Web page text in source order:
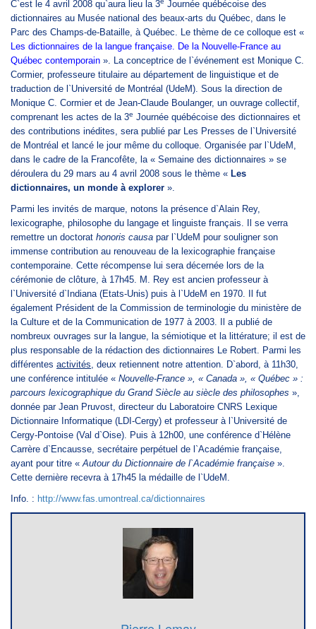
C`est le 4 avril 2008 qu`aura lieu la 3
Journée québécoise des
dictionnaires au Musée national des beaux-arts du Québec, dans le
Parc des Champs-de-Bataille, à Québec. Le thème de ce colloque est «
Les dictionnaires de la langue française. De la Nouvelle-France au
Québec contemporain ». La conceptrice de l`événement est Monique C.
Cormier, professeure titulaire au département de linguistique et de
traduction de l`Université de Montréal (UdeM). Sous la direction de
Monique C. Cormier et de Jean-Claude Boulanger, un ouvrage collectif,
comprenant les actes de la 3e Journée québécoise des dictionnaires et
des contributions inédites, sera publié par Les Presses de l`Université
de Montréal et lancé le jour même du colloque. Organisée par l`UdeM,
dans le cadre de la Francofête, la « Semaine des dictionnaires » se
déroulera du 29 mars au 4 avril 2008 sous le thème « Les
dictionnaires, un monde à explorer ».
Parmi les invités de marque, notons la présence d`Alain Rey,
lexicographe, philosophe du langage et linguiste français. Il se verra
remettre un doctorat honoris causa par l`UdeM pour souligner son
immense contribution au renouveau de la lexicographie française
contemporaine. Cette récompense lui sera décernée lors de la
cérémonie de clôture, à 17h45. M. Rey est ancien professeur à
l`Université d`Indiana (Etats-Unis) puis à l`UdeM en 1970. Il fut
également Président de la Commission de terminologie du ministère de
la Culture et de la Communication de 1977 à 2003. Il a publié de
nombreux ouvrages sur la langue, la sémiotique et la littérature; il est de
plus responsable de la rédaction des dictionnaires Le Robert. Parmi les
différentes activités, deux retiennent notre attention. D`abord, à 11h30,
une conférence intitulée « Nouvelle-France », « Canada », « Québec » :
parcours lexicographique du Grand Siècle au siècle des philosophes »,
donnée par Jean Pruvost, directeur du Laboratoire CNRS Lexique
Dictionnaire Informatique (LDI-Cergy) et professeur à l`Université de
Cergy-Pontoise (Val d`Oise). Puis à 12h00, une conférence d`Hélène
Carrère d`Encausse, secrétaire perpétuel de l`Académie française,
ayant pour titre «Autour du Dictionnaire de l`Académie française ».
Cette dernière recevra à 17h45 la médaille de l`UdeM.
Info. : http://www.fas.umontreal.ca/dictionnaires